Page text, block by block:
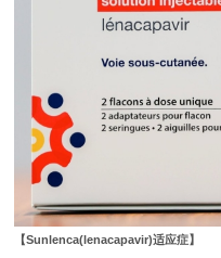
【Sunlenca(lenacapavir)适应症】